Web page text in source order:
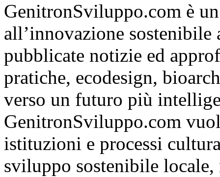
GenitronSviluppo.com è
all’innovazione sostenibile
pubblicate notizie ed
pratiche, ecodesign,
verso un futuro più
GenitronSviluppo.com
istituzioni e processi
sviluppo sostenibile locale,